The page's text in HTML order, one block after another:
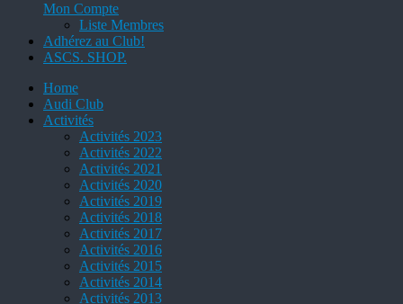
Mon Compte
Liste Membres
Adhérez au Club!
ASCS. SHOP.
Home
Audi Club
Activités
Activités 2023
Activités 2022
Activités 2021
Activités 2020
Activités 2019
Activités 2018
Activités 2017
Activités 2016
Activités 2015
Activités 2014
Activités 2013